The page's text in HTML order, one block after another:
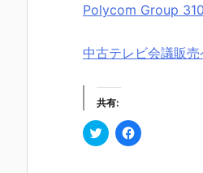
Polycom Group
中古テレビ会議販
共有:
ク
リ
F
a